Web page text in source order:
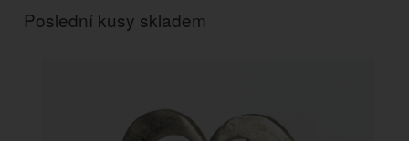
Poslední kusy skladem